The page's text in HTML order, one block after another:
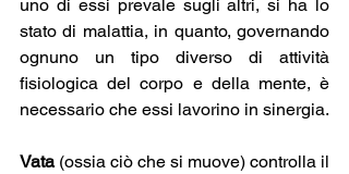
uno di essi prevale sugli altri, si ha lo
stato di malattia, in quanto, governando
ognuno un tipo diverso di attività
fisiologica del corpo e della mente, è
necessario che essi lavorino in sinergia.
Vata (ossia ciò che si muove) controlla il